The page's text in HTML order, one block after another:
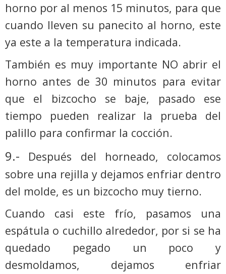
horno por al menos 15 minutos, para que
cuando lleven su panecito al horno, este
ya este a la temperatura indicada.
También es muy importante NO abrir el
horno antes de 30 minutos para evitar
que el bizcocho se baje, pasado ese
tiempo pueden realizar la prueba del
palillo para confirmar la cocción.
9.-
Después del horneado, colocamos
sobre una rejilla y dejamos enfriar dentro
del molde, es un bizcocho muy tierno.
Cuando casi este frío, pasamos una
espátula o cuchillo alrededor, por si se ha
quedado pegado un poco y
desmoldamos, dejamos enfriar